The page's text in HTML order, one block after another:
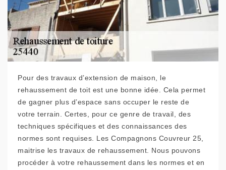
Pour des travaux d’extension de maison, le
rehaussement de toit est une bonne idée. Cela permet
de gagner plus d’espace sans occuper le reste de
votre terrain. Certes, pour ce genre de travail, des
techniques spécifiques et des connaissances des
normes sont requises. Les Compagnons Couvreur 25,
maitrise les travaux de rehaussement. Nous pouvons
procéder à votre rehaussement dans les normes et en